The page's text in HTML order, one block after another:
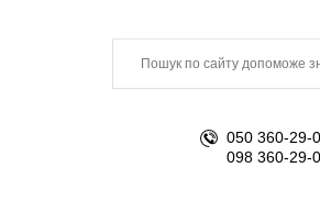
050 360-29-
098 360-29-